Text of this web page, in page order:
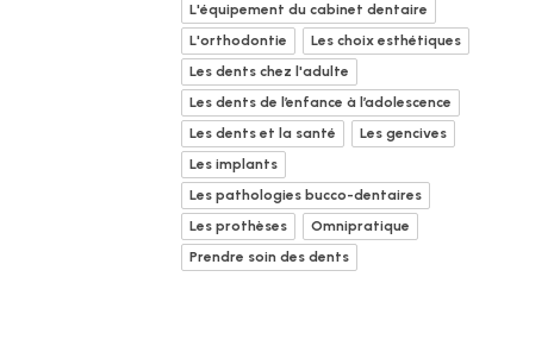
L'équipement du cabinet dentaire
L'orthodontie
Les choix esthétiques
Les dents chez l'adulte
Les dents de l’enfance à l’adolescence
Les dents et la santé
Les gencives
Les implants
Les pathologies bucco-dentaires
Les prothèses
Omnipratique
Prendre soin des dents